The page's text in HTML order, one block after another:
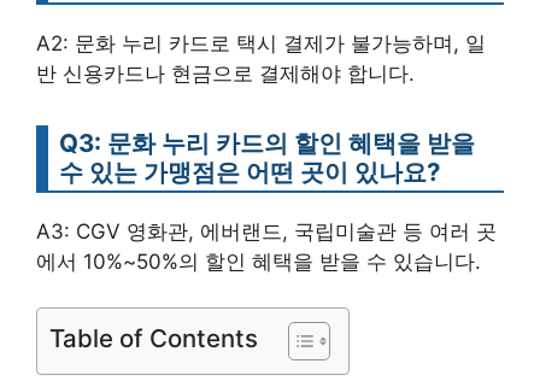
A2: 문화 누리 카드로 택시 결제가 불가능하며, 일
반 신용카드나 현금으로 결제해야 합니다.
Q3: 문화 누리 카드의 할인 혜택을 받을
수 있는 가맹점은 어떤 곳이 있나요?
A3: CGV 영화관, 에버랜드, 국립미술관 등 여러 곳
에서 10%~50%의 할인 혜택을 받을 수 있습니다.
Table of Contents